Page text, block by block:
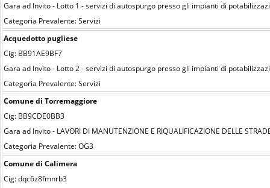
Gara ad Invito - Lotto 1 - servizi di autospurgo presso gli impianti di
Categoria Prevalente: Servizi
Acquedotto pugliese
Cig: BB91AE9BF7
Gara ad Invito - Lotto 2 - servizi di autospurgo presso gli impianti di
Categoria Prevalente: Servizi
Comune di Torremaggiore
Cig: BB9CDE0BB3
Gara ad Invito - LAVORI DI MANUTENZIONE E RIQUALIFICAZIONE DELLE
Categoria Prevalente: OG3
Comune di Calimera
Cig: dqc6z8fmnrb3